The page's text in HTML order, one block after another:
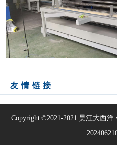
友情链接
Copyright ©2021-2021 昊江大西洋